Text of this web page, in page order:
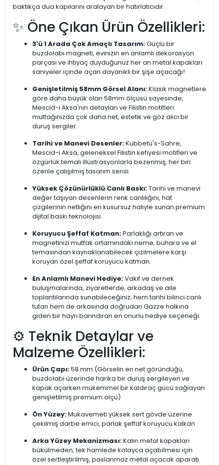
baktıkça dua kapılarını aralayan bir hatırlatıcıdır.
✨ Öne Çıkan Ürün Özellikleri:
3'ü 1 Arada Çok Amaçlı Tasarım:Güçlü bir
buzdolabı magneti, evinizin en anlamlı dekorasyon
parçası ve ihtiyaç duyduğunuz her an metal kapakları
saniyeler içinde açan dayanıklı bir şişe açacağı!
Genişletilmiş 58mm Görsel Alanı:Klasik magnetlere
göre daha büyük olan 58mm ölçüsü sayesinde,
Mescid-i Aksa'nın detayları ve Filistin motifleri
mutfağınızda çok daha net, estetik ve göz alıcı bir
duruş sergiler.
Tarihi ve Manevi Desenler:Kubbetü's-Sahre,
Mescid-i Aksa, geleneksel Filistin kefiyesi motifleri ve
özgürlük temalı illüstrasyonlarla bezenmiş, her biri
özenle çalışılmış tasarım serisi.
Yüksek Çözünürlüklü Canlı Baskı:Tarihi ve manevi
değer taşıyan desenlerin renk canlılığını, hat
çizgilerinin netliğini en kusursuz haliyle sunan premium
dijital baskı teknolojisi.
Koruyucu Şeffaf Katman:Parlaklığı artıran ve
magnetinizi mutfak ortamındaki neme, buhara ve el
temasından kaynaklanabilecek çizilmelere karşı
koruyan özel şeffaf koruyucu katman.
En Anlamlı Manevi Hediye:Vakıf ve dernek
buluşmalarında, ziyaretlerde, arkadaş ve aile
toplantılarında sunabileceğiniz; hem tarihi bilinci canlı
tutan hem de arkasında doğrudan Gazze halkına
giden bir hayrı barındıran en onurlu hediye seçeneği.
⚙️ Teknik Detaylar ve
Malzeme Özellikleri:
Ürün Çapı:58 mm (Görselin en net göründüğü,
buzdolabı üzerinde harika bir duruş sergileyen ve
kapak açarken mükemmel bir kaldıraç gücü sağlayan
genişletilmiş premium ölçü)
Ön Yüzey:Mukavemeti yüksek sert gövde üzerine
çekilmiş darbe emici, parlak şeffaf koruyucu kalkan.
Arka Yüzey Mekanizması:Kalın metal kapakları
bükülmeden, tek hamlede kolayca açabilmesi için
özel sertleştirilmiş, paslanmaz metal açacak aparatı.